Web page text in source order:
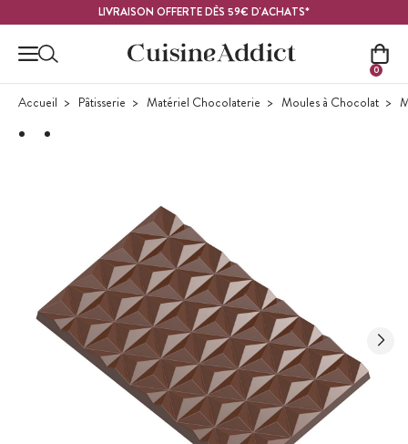
LIVRAISON OFFERTE DÈS 59€ D'ACHATS*
0
Accueil Pâtisserie Matériel Chocolaterie Moules à Chocolat